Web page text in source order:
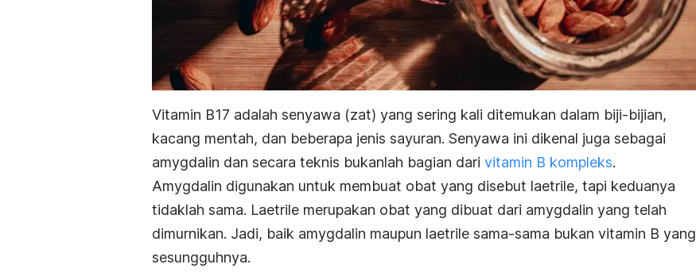
Vitamin B17 adalah senyawa (zat) yang sering kali ditemukan dalam biji-bijian,
kacang mentah, dan beberapa jenis sayuran. Senyawa ini dikenal juga sebagai
amygdalin dan secara teknis bukanlah bagian dari vitamin B kompleks.
Amygdalin digunakan untuk membuat obat yang disebut laetrile, tapi keduanya
tidaklah sama. Laetrile merupakan obat yang dibuat dari amygdalin yang telah
dimurnikan. Jadi, baik amygdalin maupun laetrile sama-sama bukan vitamin B yang
sesungguhnya.